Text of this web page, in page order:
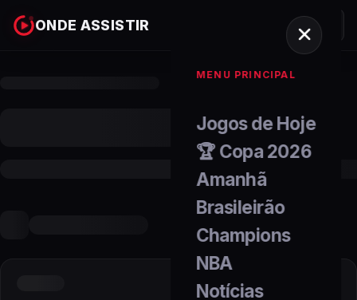
ONDE ASSISTIR
MENU PRINCIPAL
Jogos de Hoje
🏆 Copa 2026
Amanhã
Brasileirão
Champions
NBA
Notícias